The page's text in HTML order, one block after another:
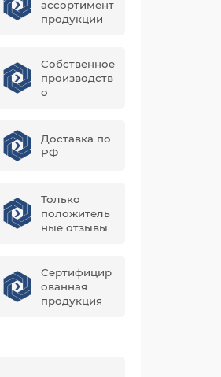
ассортимент
продукции
Собственное
производств
о
Доставка по
РФ
Только
положитель
ные отзывы
Сертифицир
ованная
продукция